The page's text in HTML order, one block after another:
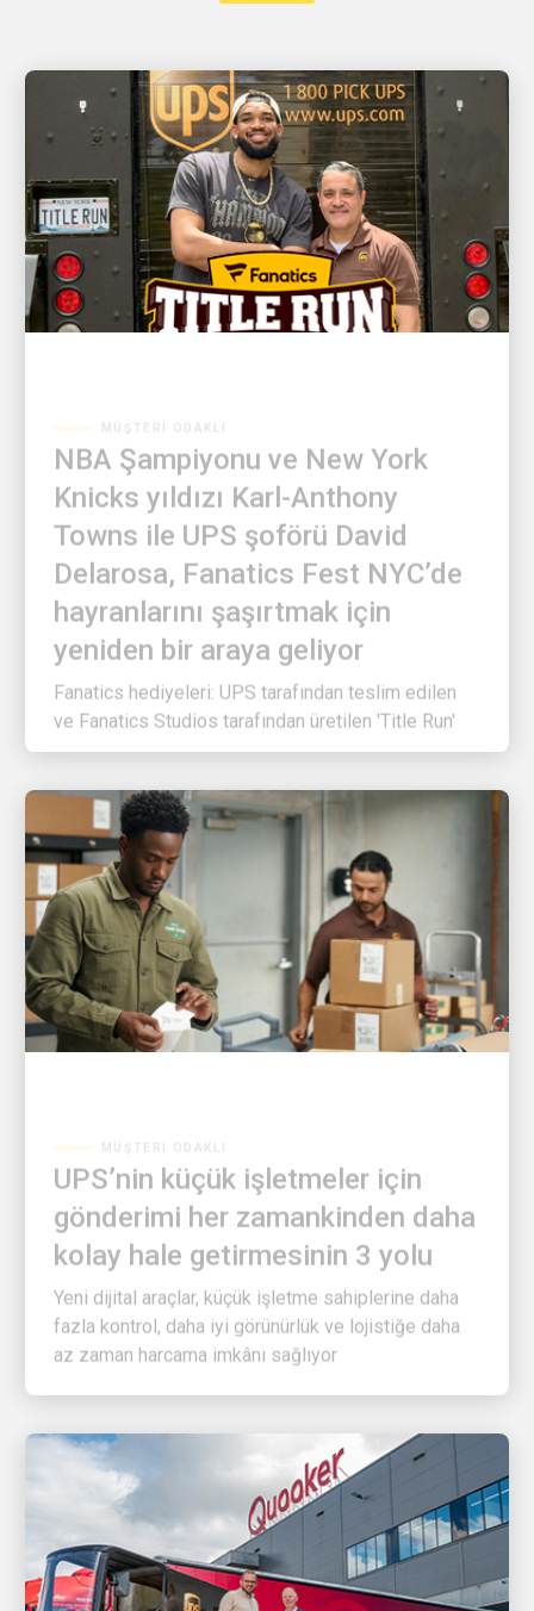
NBA Şampiyonu ve New York
Knicks yıldızı Karl-Anthony
Towns ile UPS şoförü David
Delarosa, Fanatics Fest NYC’de
hayranlarını şaşırtmak için
yeniden bir araya geliyor
Fanatics hediyeleri: UPS tarafından teslim edilen
ve Fanatics Studios tarafından üretilen 'Title Run'
UPS’nin küçük işletmeler için
gönderimi her zamankinden daha
kolay hale getirmesinin 3 yolu
Yeni dijital araçlar, küçük işletme sahiplerine daha
fazla kontrol, daha iyi görünürlük ve lojistiğe daha
az zaman harcama imkânı sağlıyor